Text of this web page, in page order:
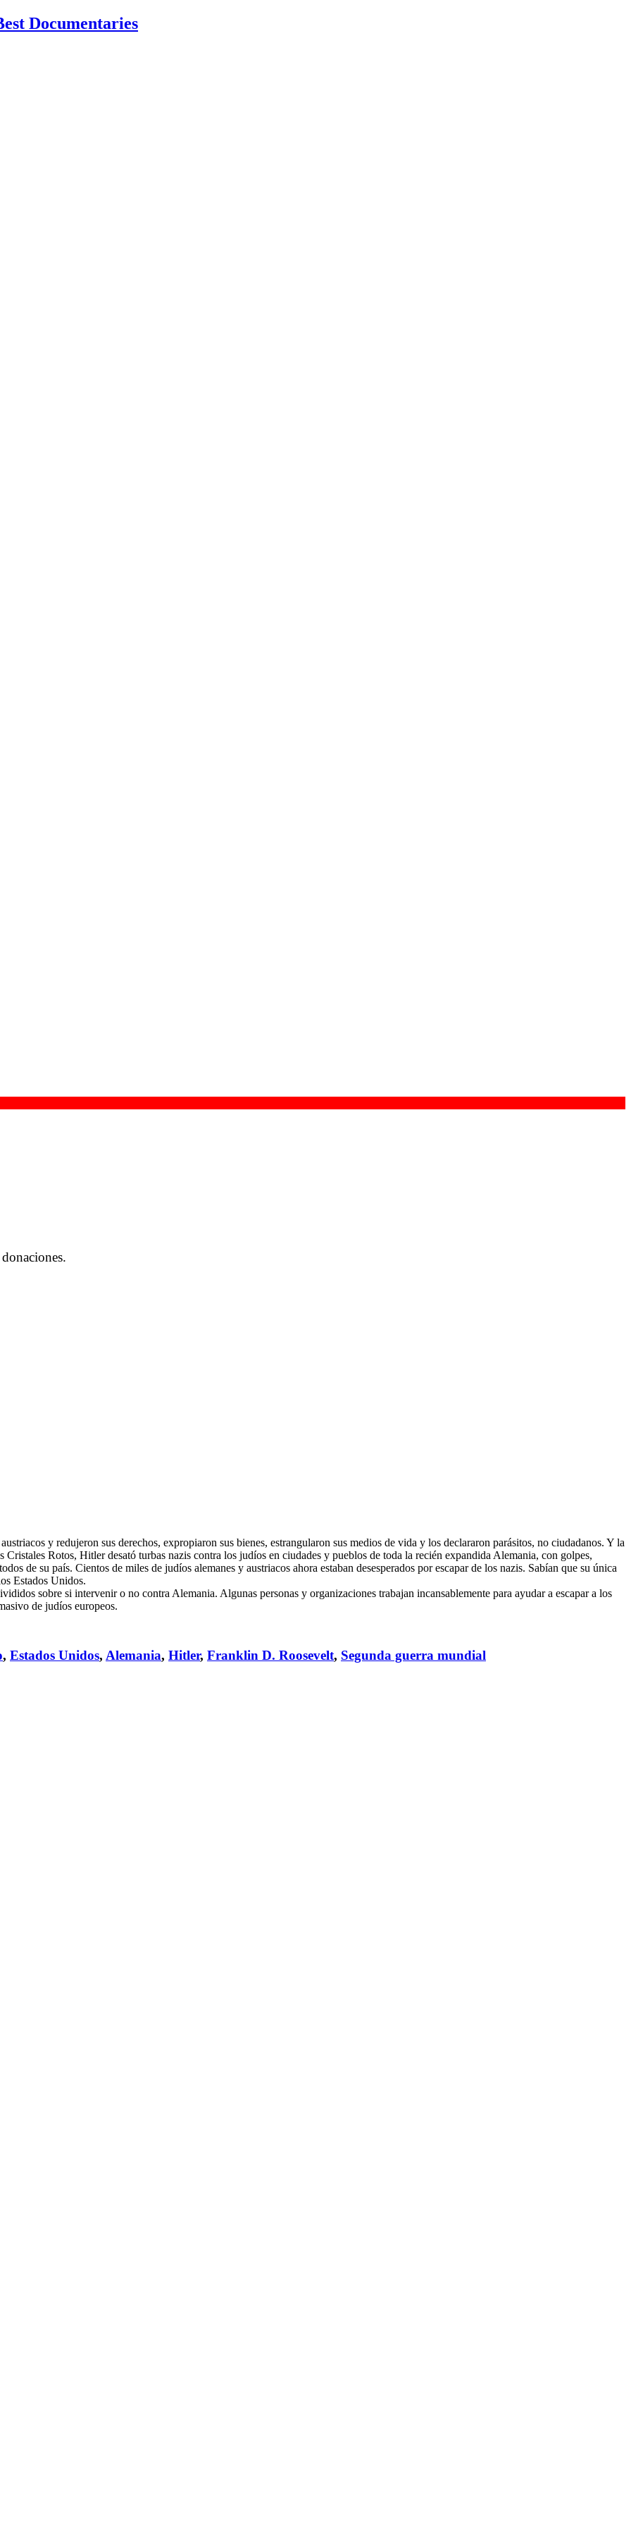
Documentaries
y redujeron sus derechos, expropiaron sus bienes, estrangularon sus medios de vida y los declararon parásitos, no ciudadanos. Y la
Rotos, Hitler desató turbas nazis contra los judíos en ciudades y pueblos de toda la recién expandida Alemania, con golpes,
de su país. Cientos de miles de judíos alemanes y austriacos ahora estaban desesperados por escapar de los nazis. Sabían que su única
Estados Unidos.
sobre si intervenir o no contra Alemania. Algunas personas y organizaciones trabajan incansablemente para ayudar a escapar a los
de judíos europeos.
, Estados Unidos, Alemania, Hitler, Franklin D. Roosevelt, Segunda guerra mundial